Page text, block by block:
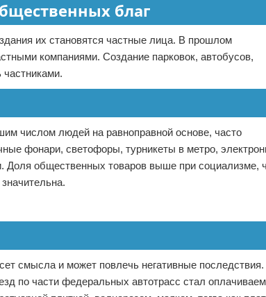
благ
их становятся частные лица. В прошлом
компаниями. Создание парковок, автобусов,
частниками.
числом людей на равноправной основе, часто
фонари, светофоры, турникеты в метро,
Доля общественных товаров выше при социализме,
смысла и может повлечь негативные последствия.
по части федеральных автотрасс стал